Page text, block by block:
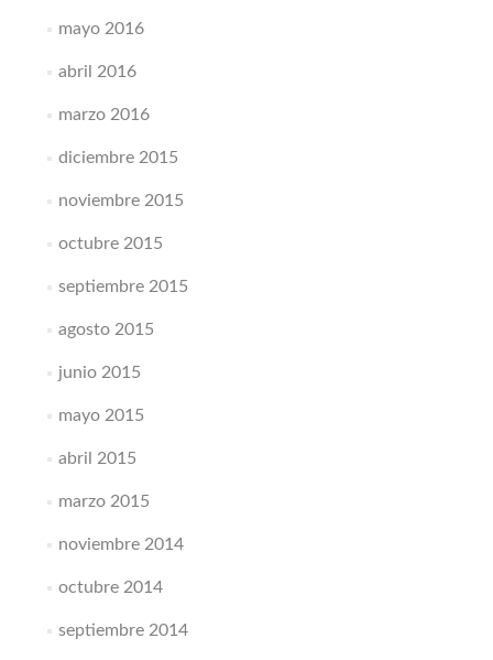
mayo 2016
abril 2016
marzo 2016
diciembre 2015
noviembre 2015
octubre 2015
septiembre 2015
agosto 2015
junio 2015
mayo 2015
abril 2015
marzo 2015
noviembre 2014
octubre 2014
septiembre 2014